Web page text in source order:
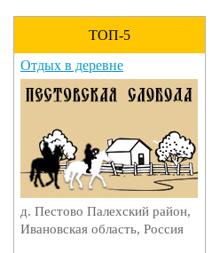
ТОП-5
Отдых в деревне
д. Пестово Палехский район,
Ивановская область, Россия